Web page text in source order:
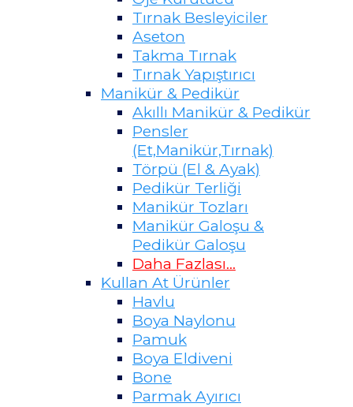
Tırnak Besleyiciler
Aseton
Takma Tırnak
Tırnak Yapıştırıcı
Manikür & Pedikür
Akıllı Manikür & Pedikür
Pensler
(Et,Manikür,Tırnak)
Törpü (El & Ayak)
Pedikür Terliği
Manikür Tozları
Manikür Galoşu &
Pedikür Galoşu
Daha Fazlası...
Kullan At Ürünler
Havlu
Boya Naylonu
Pamuk
Boya Eldiveni
Bone
Parmak Ayırıcı